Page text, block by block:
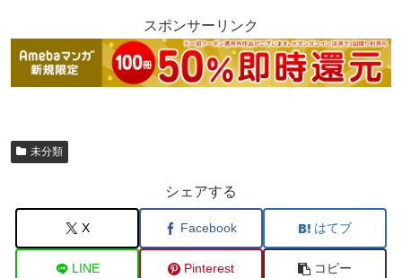
スポンサーリンク
未分類
シェアする
X Facebook はてブ
LINE Pinterest コピー